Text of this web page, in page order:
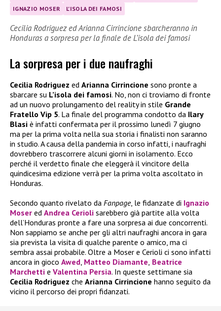
IGNAZIO MOSER
L'ISOLA DEI FAMOSI
Cecilia Rodriguez ed Arianna Cirrincione sbarcheranno in
Honduras a sorpresa per la finale de L’isola dei famosi
La sorpresa per i due naufraghi
Cecilia Rodriguez ed Arianna Cirrincione sono pronte a
sbarcare su L’isola dei famosi. No, non ci troviamo di fronte
ad un nuovo prolungamento del reality in stile Grande
Fratello Vip 5. La finale del programma condotto da Ilary
Blasi è infatti confermata per il prossimo lunedì 7 giugno
ma per la prima volta nella sua storia i finalisti non saranno
in studio. A causa della pandemia in corso infatti, i naufraghi
dovrebbero trascorrere alcuni giorni in isolamento. Ecco
perché il verdetto finale che eleggerà il vincitore della
quindicesima edizione verrà per la prima volta ascoltato in
Honduras.
Secondo quanto rivelato da Fanpage, le fidanzate di Ignazio
Moser ed Andrea Cerioli sarebbero già partite alla volta
dell’Honduras pronte a fare una sorpresa ai due concorrenti.
Non sappiamo se anche per gli altri naufraghi ancora in gara
sia prevista la visita di qualche parente o amico, ma ci
sembra assai probabile. Oltre a Moser e Cerioli ci sono infatti
ancora in gioco Awed Matteo Diamante Beatrice
Marchetti e Valentina Persia. In queste settimane sia
Cecilia Rodriguez che Arianna Cirrincione hanno seguito da
vicino il percorso dei propri fidanzati.